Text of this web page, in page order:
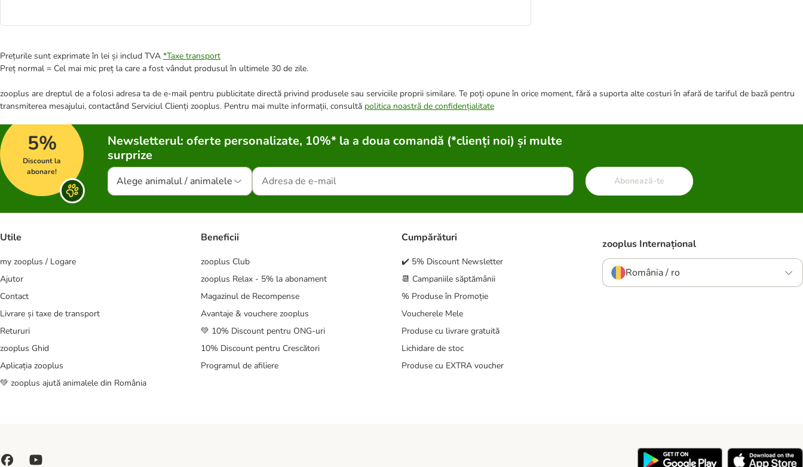
Prețurile sunt exprimate în lei și includ TVA *Taxe transport
Preț normal = Cel mai mic preț la care a fost vândut produsul în ultimele 30 de zile.
zooplus are dreptul de a folosi adresa ta de e-mail pentru publicitate directă privind produsele sau serviciile proprii similare. Te poți opune în orice moment, fără a suporta alte costuri în afară de tariful de bază pentru
transmiterea mesajului, contactând Serviciul Clienți zooplus. Pentru mai multe informații, consultă politica noastră de confidențialitate
5%
Discount la
abonare!
Newsletterul: oferte personalizate, 10%* la a doua comandă (*clienți noi) și multe
surprize
Alege animalul / animalele Abonează-te
Utile
my zooplus / Logare
Ajutor
Contact
Livrare și taxe de transport
Retururi
zooplus Ghid
Aplicația zooplus
💚 zooplus ajută animalele din România
Beneficii
zooplus Club
zooplus Relax - 5% la abonament
Magazinul de Recompense
Avantaje & vouchere zooplus
💚 10% Discount pentru ONG-uri
10% Discount pentru Crescători
Programul de afiliere
Cumpărături
✔️ 5% Discount Newsletter
📆 Campaniile săptămânii
% Produse în Promoție
Voucherele Mele
Produse cu livrare gratuită
Lichidare de stoc
Produse cu EXTRA voucher
zooplus Internațional
România / ro